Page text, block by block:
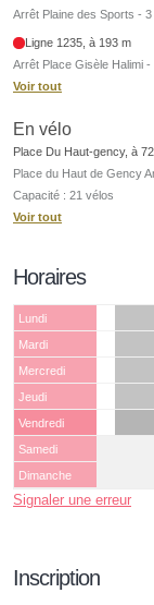
Arrêt Plaine des Sports - 3
Ligne 1235, à 193 m
Arrêt Place Gisèle Halimi
Voir tout
En vélo
Place Du Haut-gency, à
Place du Haut de Gency
Capacité : 21 vélos
Voir tout
Horaires
Lundi
Mardi
Mercredi
Jeudi
Vendredi
Samedi
Dimanche
Signaler une erreur
Inscription